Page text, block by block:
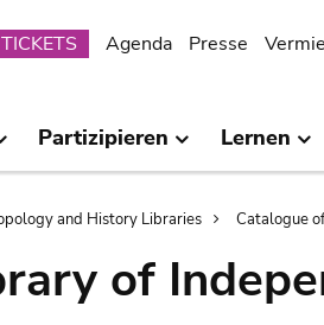
TICKETS Agenda Presse
Partizipieren Lernen
and History Libraries Catalogue
of